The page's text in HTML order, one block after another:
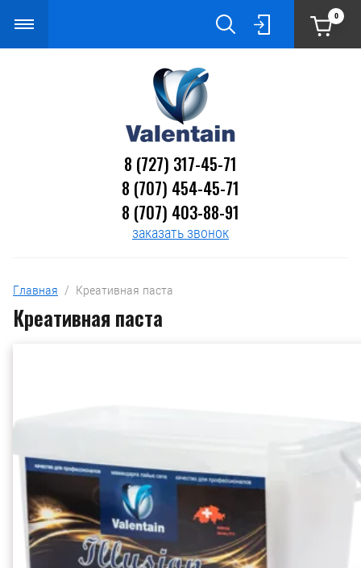
0
8 (727) 317-45-71
8 (707) 454-45-71
8 (707) 403-88-91
заказать звонок
Главная
  /  Креативная паста
Креативная паста